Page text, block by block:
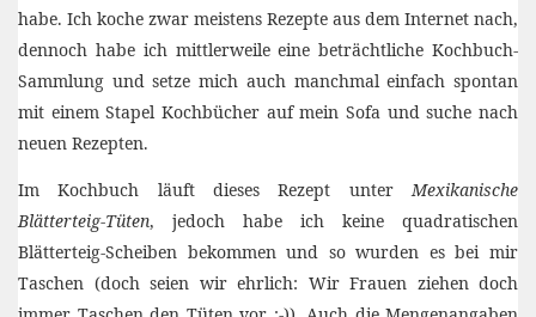
habe. Ich koche zwar meistens Rezepte aus dem Internet nach,
dennoch habe ich mittlerweile eine beträchtliche Kochbuch-
Sammlung und setze mich auch manchmal einfach spontan
mit einem Stapel Kochbücher auf mein Sofa und suche nach
neuen Rezepten.
Im Kochbuch läuft dieses Rezept unterMexikanische
Blätterteig-Tüten, jedoch habe ich keine quadratischen
Blätterteig-Scheiben bekommen und so wurden es bei mir
Taschen (doch seien wir ehrlich: Wir Frauen ziehen doch